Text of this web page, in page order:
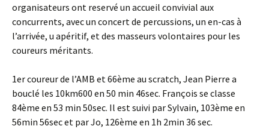
organisateurs ont reservé un accueil convivial aux
concurrents, avec un concert de percussions, un en-cas à
l’arrivée, u apéritif, et des masseurs volontaires pour les
coureurs méritants.
1er coureur de l’AMB et 66ème au scratch, Jean Pierre a
bouclé les 10km600 en 50 min 46sec. François se classe
84ème en 53 min 50sec. Il est suivi par Sylvain, 103ème en
56min 56sec et par Jo, 126ème en 1h 2min 36 sec.